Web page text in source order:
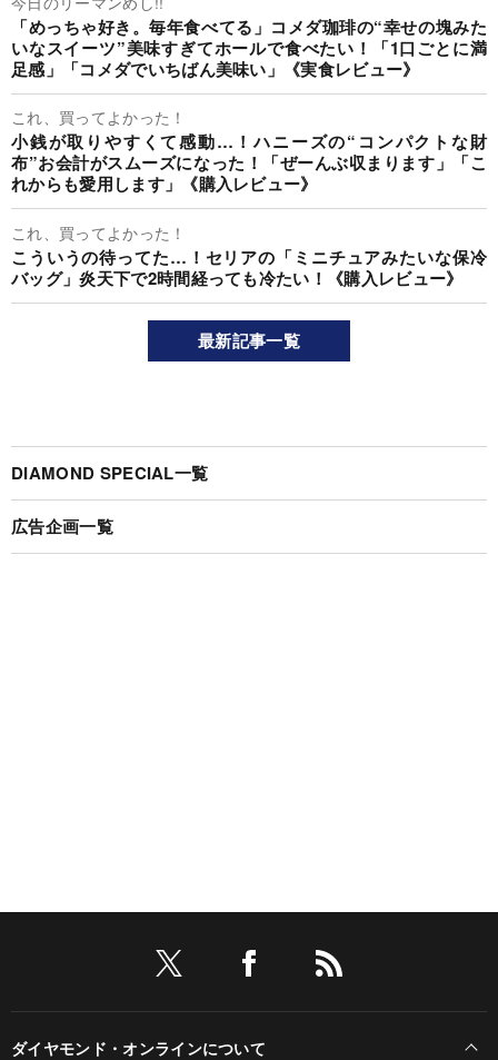
「めっちゃ好き。毎年食べてる」コメダ珈琲の“幸せの塊みた
いなスイーツ”美味すぎてホールで食べたい！「1口ごとに満
足感」「コメダでいちばん美味い」《実食レビュー》
これ、買ってよかった！
小銭が取りやすくて感動…！ハニーズの“コンパクトな財
布”お会計がスムーズになった！「ぜーんぶ収まります」「こ
れからも愛用します」《購入レビュー》
これ、買ってよかった！
こういうの待ってた…！セリアの「ミニチュアみたいな保冷
バッグ」炎天下で2時間経っても冷たい！《購入レビュー》
最新記事一覧
DIAMOND SPECIAL一覧
広告企画一覧
ダイヤモンド・オンラインについて